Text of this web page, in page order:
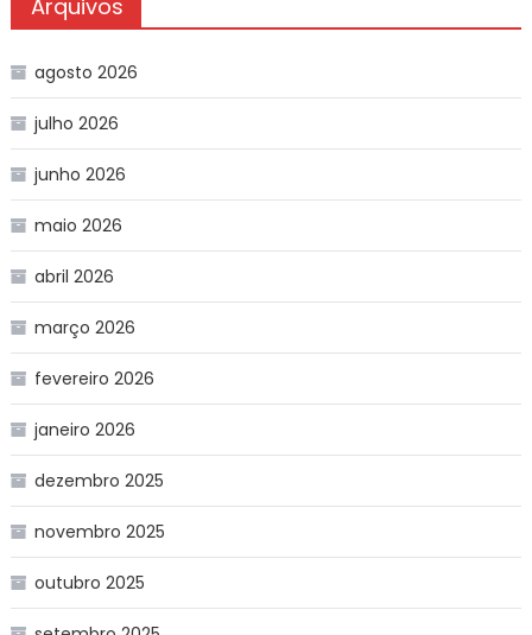
Arquivos
agosto 2026
julho 2026
junho 2026
maio 2026
abril 2026
março 2026
fevereiro 2026
janeiro 2026
dezembro 2025
novembro 2025
outubro 2025